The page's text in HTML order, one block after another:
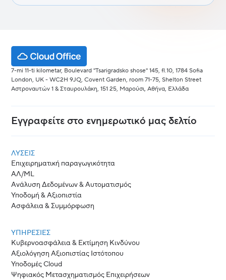
7-mi 11-ti kilometar, Boulevard "Tsarigradsko shose" 145, fl.10, 1784 Sofia
London, UK - WC2H 9JQ, Covent Garden, room 71-75, Shelton Street
Αστροναυτών 1 & Σταυρουλάκη, 151 25, Μαρούσι, Αθήνα, Ελλάδα
Εγγραφείτε στο ενημερωτικό μας δελτίο
ΛΎΣΕΙΣ
Επιχειρηματική παραγωγικότητα
ΑΛ/ML
Ανάλυση Δεδομένων & Αυτοματισμός
Υποδομή & Αξιοπιστία
Ασφάλεια & Συμμόρφωση
ΥΠΗΡΕΣΙΕΣ
Κυβερνοασφάλεια & Εκτίμηση Κινδύνου
Αξιολόγηση Αξιοπιστίας Ιστότοπου
Υποδομές Cloud
Ψηφιακός Μετασχηματισμός Επιχειρήσεων